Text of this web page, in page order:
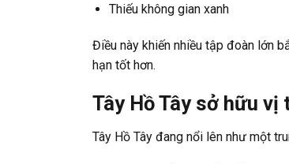
Thiếu không gian xanh
Điều này khiến nhiều tập đoàn lớn
hạn tốt hơn.
Tây Hồ Tây sở hữu
Tây Hồ Tây đang nổi lên như một